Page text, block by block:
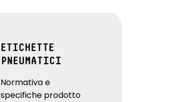
ETICHETTE
PNEUMATICI
Normativa e
specifiche prodotto